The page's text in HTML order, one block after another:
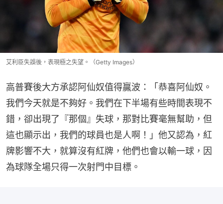
艾利臣失誤後，表現極之失望。（Getty Images）
高普賽後大方承認阿仙奴值得贏波：「恭喜阿仙奴。
我們今天就是不夠好。我們在下半場有些時間表現不
錯，卻出現了『那個』失球，那對比賽毫無幫助，但
這也顯示出，我們的球員也是人啊！」他又認為，紅
牌影響不大，就算沒有紅牌，他們也會以輸一球，因
為球隊全場只得一次射門中目標。